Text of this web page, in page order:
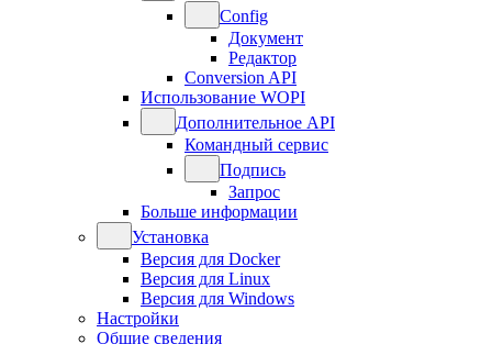
Config
Документ
Редактор
Conversion API
Использование WOPI
Дополнительное API
Командный сервис
Подпись
Запрос
Больше информации
Установка
Версия для Docker
Версия для Linux
Версия для Windows
Настройки
Общие сведения